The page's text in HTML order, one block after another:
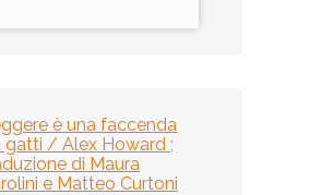
è una faccenda
gatti / Alex Howard ;
di Maura
e Matteo Curtoni